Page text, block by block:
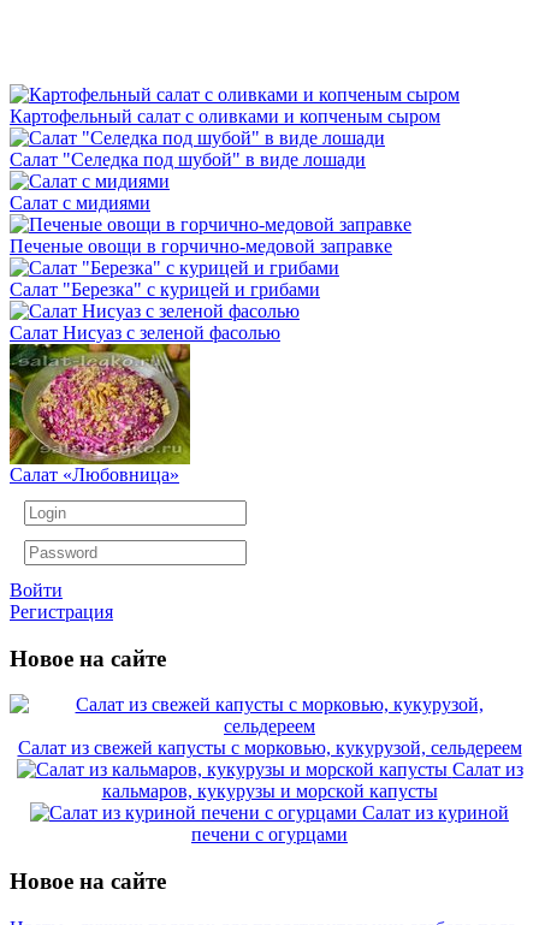
Картофельный салат с оливками и копченым сыром
Салат "Селедка под шубой" в виде лошади
Салат с мидиями
Печеные овощи в горчично-медовой заправке
Салат "Березка" с курицей и грибами
Салат Нисуаз с зеленой фасолью
Салат «Любовница»
Войти
Регистрация
Новое на сайте
Салат из свежей капусты с морковью, кукурузой, сельдереем
Салат из
кальмаров, кукурузы и морской капусты
Салат из куриной
печени с огурцами
Новое на сайте